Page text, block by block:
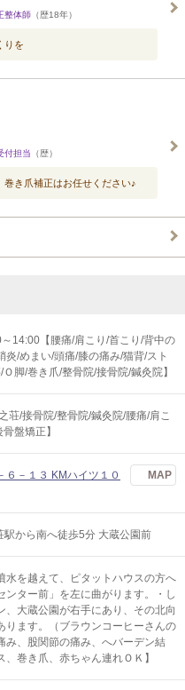
整体師 （歴18年）
りを
付担当 （歴）
巻き爪補正はお任せください♪
14:00【腰痛/肩こり/首こり/背中の
/めまい/頭痛/膝の痛み/猫背/スト
脚/巻き爪/整骨院/接骨院/鍼灸院】
荘/接骨院/整骨院/鍼灸院/腰痛/肩こ
盤矯正】
６－１３ KMハイツ１０
MAP
から南へ徒歩5分 大蔵公園前
水を越えて、ピタットハウスの方へ
ンター前」を左に曲がります。・し
、大蔵公園が右手にあり、その北向
ります。（ブラウンコーヒーさんの
み、股関節の痛み、へバーデン結
巻き爪、赤ちゃん連れＯＫ】